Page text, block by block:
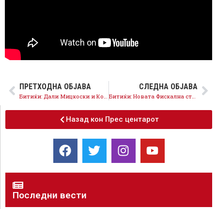
ПРЕТХОДНА ОБЈАВА СЛЕДНА ОБЈАВА
Битиќи: Новата Фискална стратегија ги легитимира задолжувањата – за пет години само каматите се 2,74 милијарди евра
Назад кон Прес центарот
Последни вести